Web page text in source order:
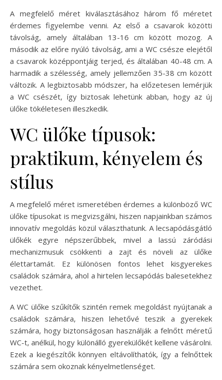
A megfelelő méret kiválasztásához három fő méretet
érdemes figyelembe venni. Az első a csavarok közötti
távolság, amely általában 13-16 cm között mozog. A
második az előre nyúló távolság, ami a WC csésze elejétől
a csavarok középpontjáig terjed, és általában 40-48 cm. A
harmadik a szélesség, amely jellemzően 35-38 cm között
változik. A legbiztosabb módszer, ha előzetesen lemérjük
a WC csészét, így biztosak lehetünk abban, hogy az új
ülőke tökéletesen illeszkedik.
WC ülőke típusok:
praktikum, kényelem és
stílus
A megfelelő méret ismeretében érdemes a különböző WC
ülőke típusokat is megvizsgálni, hiszen napjainkban számos
innovatív megoldás közül választhatunk. A lecsapódásgátló
ülőkék egyre népszerűbbek, mivel a lassú záródási
mechanizmusuk csökkenti a zajt és növeli az ülőke
élettartamát. Ez különösen fontos lehet kisgyerekes
családok számára, ahol a hirtelen lecsapódás balesetekhez
vezethet.
A WC ülőke szűkítők szintén remek megoldást nyújtanak a
családok számára, hiszen lehetővé teszik a gyerekek
számára, hogy biztonságosan használják a felnőtt méretű
WC-t, anélkül, hogy különálló gyerekülőkét kellene vásárolni.
Ezek a kiegészítők könnyen eltávolíthatók, így a felnőttek
számára sem okoznak kényelmetlenséget.